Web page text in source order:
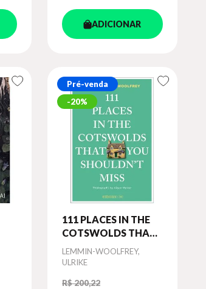
ADICIONAR
Pré-venda
20%
111 PLACES IN THE
COTSWOLDS THAT
YOU SHOULDN T
MISS
Autor
LEMMIN-WOOLFREY,
ULRIKE
R$ 200,22